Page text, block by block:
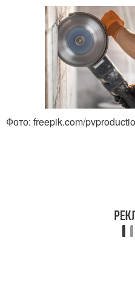
Фото: freepik.com/